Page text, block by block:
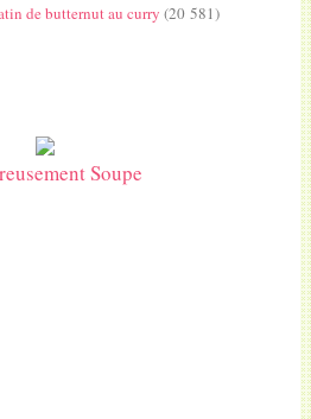
de butternut au curry (20 581)
Soupe